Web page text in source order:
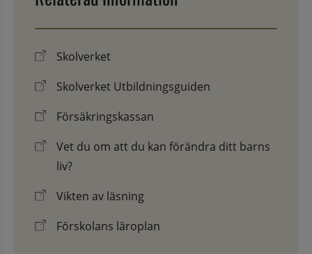
Skolverket
Skolverket Utbildningsguiden
Försäkringskassan
Vet du om att du kan förändra ditt barns
liv?
Vikten av läsning
Förskolans läroplan